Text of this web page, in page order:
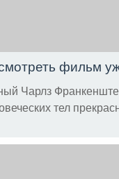
фильм
Чарлз
тел